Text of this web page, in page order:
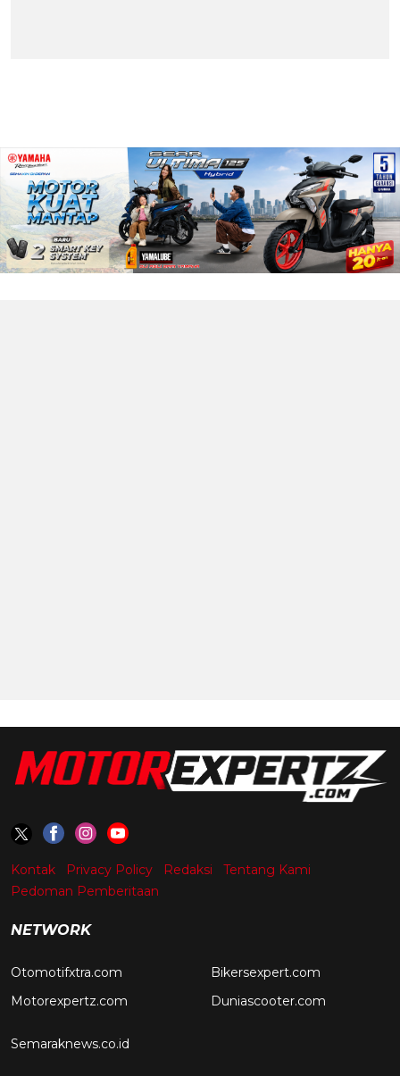
Kontak Privacy Policy Redaksi
Tentang Kami
Pedoman Pemberitaan
NETWORK
Otomotifxtra.com
Motorexpertz.com
Bikersexpert.com
Duniascooter.com
Semaraknews.co.id